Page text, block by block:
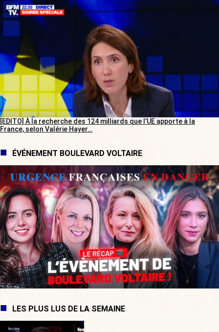
[EDITO] À la recherche des 124 milliards que l’UE apporte à la
France, selon Valérie Hayer…
ÉVÉNEMENT BOULEVARD VOLTAIRE
LES PLUS LUS DE LA SEMAINE